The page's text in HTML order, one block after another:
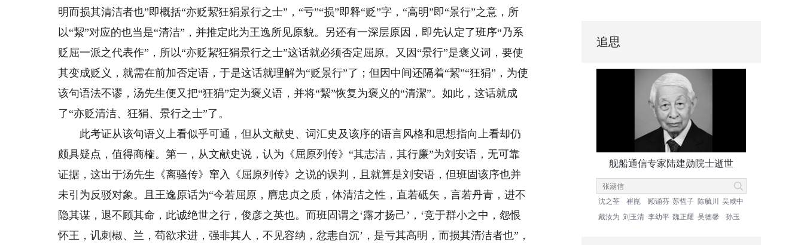
明而损其清洁者也”即概括“亦贬絜狂狷景行之士”，“亏”“损”即释“贬”字，“高明”即“景行”之意，所
以“絜”对应的也当是“清洁”，并推定此为王逸所见原貌。另还有一深层原因，即先认定了班序“乃系
贬屈一派之代表作”，所以“亦贬絜狂狷景行之士”这话就必须否定屈原。又因“景行”是褒义词，要使
其变成贬义，就需在前加否定语，于是这话就理解为“贬景行”了；但因中间还隔着“絜”“狂狷”，为使
该句语法不谬，汤先生便又把“狂狷”定为褒义语，并将“絜”恢复为褒义的“清潔”。如此，这话就成
了“亦贬清洁、狂狷、景行之士”了。
此考证从该句语义上看似乎可通，但从文献史、词汇史及该序的语言风格和思想指向上看却仍
颇具疑点，值得商榷。第一，从文献史说，认为《屈原列传》“其志洁，其行廉”为刘安语，无可靠
证据，这出于汤先生《离骚传》窜入《屈原列传》之说的误判，且就算是刘安语，但班固该序也并
未引为反驳对象。且王逸原话为“今若屈原，膺忠贞之质，体清洁之性，直若砥矢，言若丹青，进不
隐其谋，退不顾其命，此诚绝世之行，俊彦之英也。而班固谓之‘露才扬己’，‘竞于群小之中，怨恨
怀王，讥刺椒、兰，苟欲求进，强非其人，不见容纳，忿恚自沉’，是亏其高明，而损其清洁者也”，
追思
舰船通信专家陆建勋院士逝世
沈之荃 崔崑 顾诵芬 苏哲子 陈毓川
吴咸中
戴汝为 刘玉清 李幼平 魏正耀 吴德馨 孙玉